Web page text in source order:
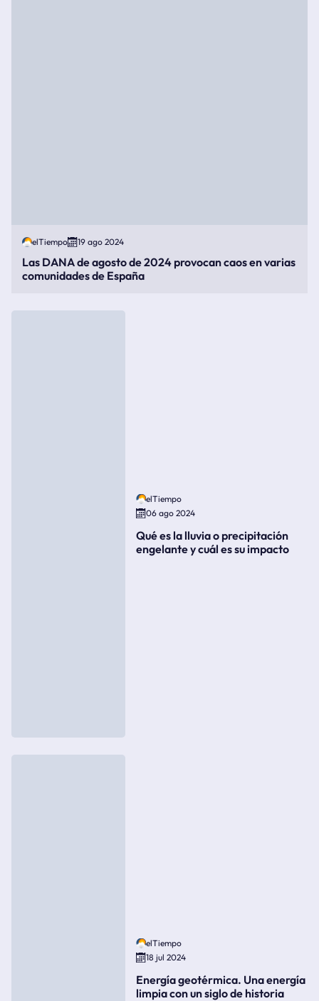
elTiempo 19 ago 2024
Las DANA de agosto de 2024 provocan caos en varias
comunidades de España
elTiempo
06 ago 2024
Qué es la lluvia o precipitación
engelante y cuál es su impacto
elTiempo
18 jul 2024
Energía geotérmica. Una energía
limpia con un siglo de historia